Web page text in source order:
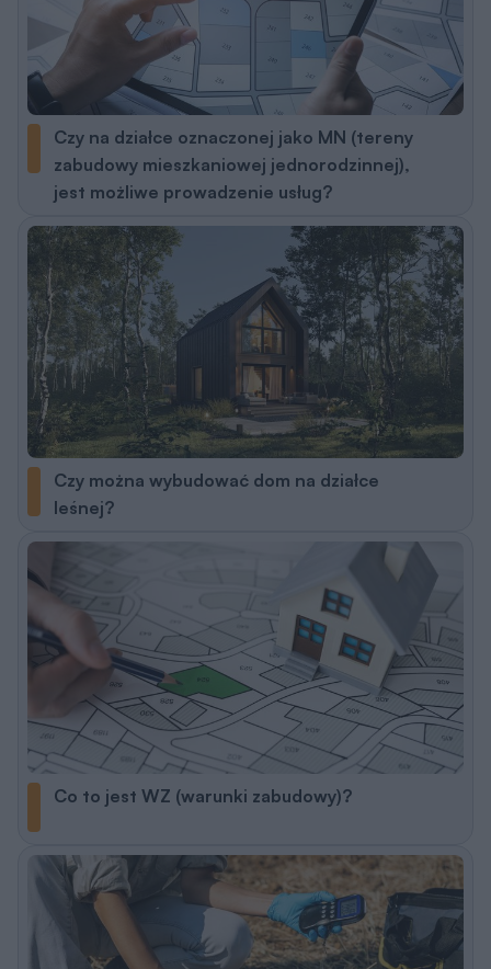
Czy na działce oznaczonej jako MN (tereny
zabudowy mieszkaniowej jednorodzinnej),
jest możliwe prowadzenie usług?
Czy można wybudować dom na działce
leśnej?
Co to jest WZ (warunki zabudowy)?